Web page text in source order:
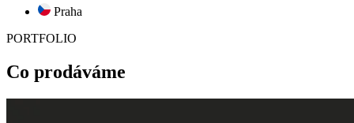
Praha
PORTFOLIO
Co prodáváme